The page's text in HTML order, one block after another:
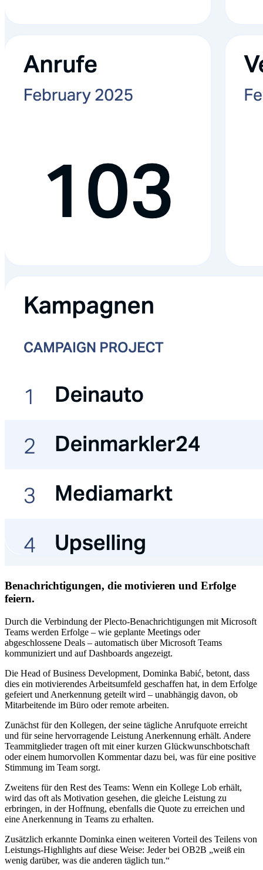
Benachrichtigungen, die motivieren und Erfolge
feiern.
Durch die Verbindung der Plecto-Benachrichtigungen mit Microsoft
Teams werden Erfolge – wie geplante Meetings oder
abgeschlossene Deals – automatisch über Microsoft Teams
kommuniziert und auf Dashboards angezeigt.
Die Head of Business Development, Dominka Babić, betont, dass
dies ein motivierendes Arbeitsumfeld geschaffen hat, in dem Erfolge
gefeiert und Anerkennung geteilt wird – unabhängig davon, ob
Mitarbeitende im Büro oder remote arbeiten.
Zunächst für den Kollegen, der seine tägliche Anrufquote erreicht
und für seine hervorragende Leistung Anerkennung erhält. Andere
Teammitglieder tragen oft mit einer kurzen Glückwunschbotschaft
oder einem humorvollen Kommentar dazu bei, was für eine positive
Stimmung im Team sorgt.
Zweitens für den Rest des Teams: Wenn ein Kollege Lob erhält,
wird das oft als Motivation gesehen, die gleiche Leistung zu
erbringen, in der Hoffnung, ebenfalls die Quote zu erreichen und
eine Anerkennung in Teams zu erhalten.
Zusätzlich erkannte Dominka einen weiteren Vorteil des Teilens von
Leistungs-Highlights auf diese Weise: Jeder bei OB2B „weiß ein
wenig darüber, was die anderen täglich tun.“